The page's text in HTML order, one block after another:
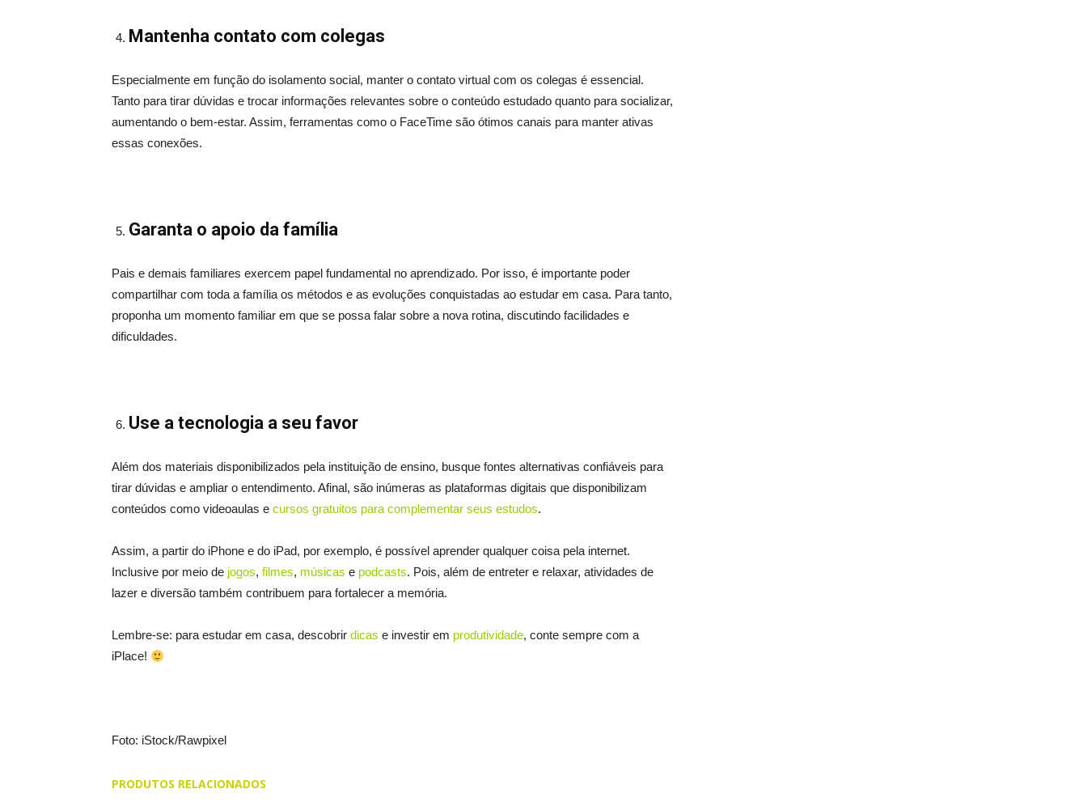
Mantenha contato com colegas
Especialmente em função do isolamento social, manter o contato virtual com os colegas é essencial.
Tanto para tirar dúvidas e trocar informações relevantes sobre o conteúdo estudado quanto para socializar,
aumentando o bem-estar. Assim, ferramentas como o FaceTime são ótimos canais para manter ativas
essas conexões.
Garanta o apoio da família
Pais e demais familiares exercem papel fundamental no aprendizado. Por isso, é importante poder
compartilhar com toda a família os métodos e as evoluções conquistadas ao estudar em casa. Para tanto,
proponha um momento familiar em que se possa falar sobre a nova rotina, discutindo facilidades e
dificuldades.
Use a tecnologia a seu favor
Além dos materiais disponibilizados pela instituição de ensino, busque fontes alternativas confiáveis para
tirar dúvidas e ampliar o entendimento. Afinal, são inúmeras as plataformas digitais que disponibilizam
conteúdos como videoaulas e cursos gratuitos para complementar seus estudos.
Assim, a partir do iPhone e do iPad, por exemplo, é possível aprender qualquer coisa pela internet.
Inclusive por meio de jogos, filmes, músicas e podcasts. Pois, além de entreter e relaxar, atividades de
lazer e diversão também contribuem para fortalecer a memória.
Lembre-se: para estudar em casa, descobrir dicas e investir em produtividade, conte sempre com a
iPlace!
Foto: iStock/Rawpixel
PRODUTOS RELACIONADOS